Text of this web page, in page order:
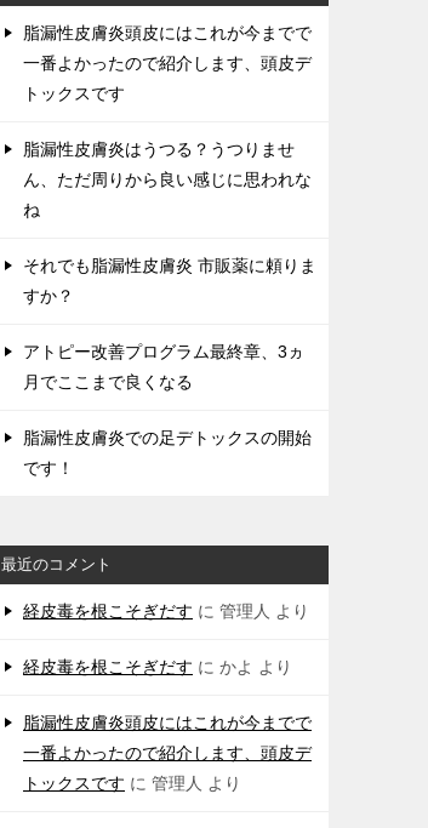
脂漏性皮膚炎頭皮にはこれが今までで
一番よかったので紹介します、頭皮デ
トックスです
脂漏性皮膚炎はうつる？うつりませ
ん、ただ周りから良い感じに思われな
ね
それでも脂漏性皮膚炎 市販薬に頼りま
すか？
アトピー改善プログラム最終章、3ヵ
月でここまで良くなる
脂漏性皮膚炎での足デトックスの開始
です！
最近のコメント
経皮毒を根こそぎだす に 管理人 より
経皮毒を根こそぎだす に かよ より
脂漏性皮膚炎頭皮にはこれが今までで
一番よかったので紹介します、頭皮デ
トックスです に 管理人 より